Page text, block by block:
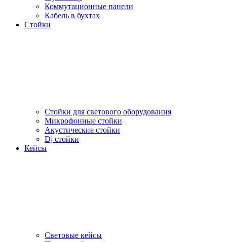
Коммутационные панели
Кабель в бухтах
Стойки
Стойки для светового оборудования
Микрофонные стойки
Акустические стойки
Dj стойки
Кейсы
Световые кейсы